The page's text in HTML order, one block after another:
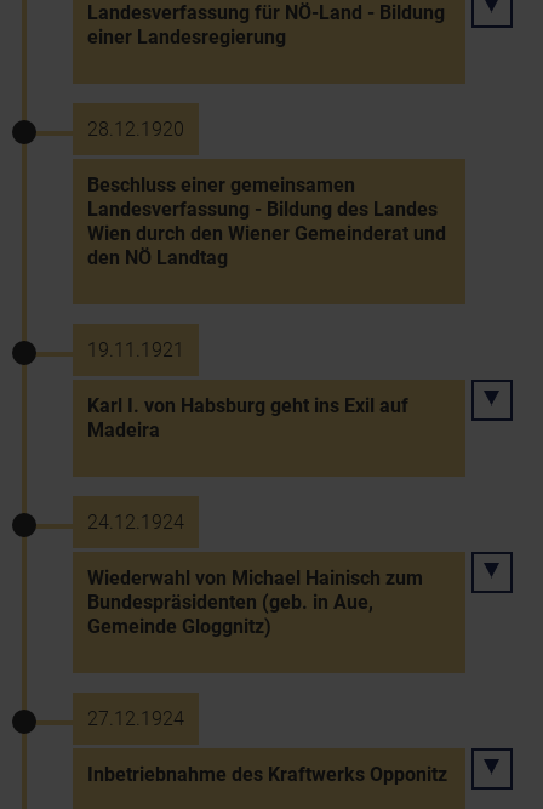
Landesverfassung für NÖ-Land - Bildung
einer Landesregierung
28.12.1920
Beschluss einer gemeinsamen
Landesverfassung - Bildung des Landes
Wien durch den Wiener Gemeinderat und
den NÖ Landtag
19.11.1921
Karl I. von Habsburg geht ins Exil auf
Madeira
24.12.1924
Wiederwahl von Michael Hainisch zum
Bundespräsidenten (geb. in Aue,
Gemeinde Gloggnitz)
27.12.1924
Inbetriebnahme des Kraftwerks Opponitz